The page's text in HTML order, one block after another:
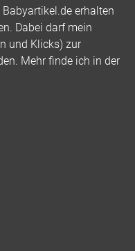
erhalten
Dabei darf mein
und Klicks) zur
Mehr finde ich in der